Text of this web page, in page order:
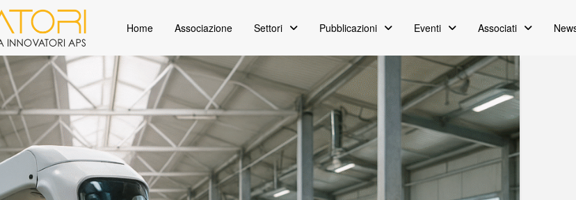
Home Associazione Settori Pubblicazioni Eventi Associati